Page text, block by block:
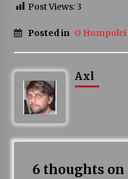
Ozvěny
Za kulturou
Varhanní
3. 7. 2026
Post Views:3
Posted in O Humpolci
Axl
6 thoughts on